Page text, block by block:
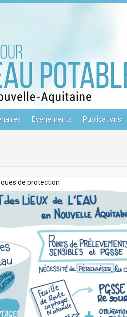
Événements Publications
de protection